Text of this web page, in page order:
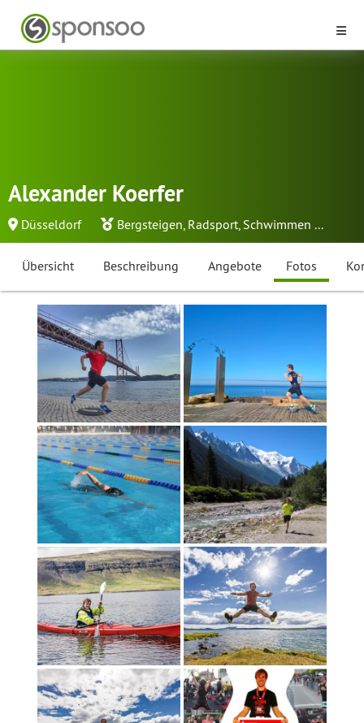
Alexander Koerfer
Düsseldorf Bergsteigen, Radsport, Schwimmen ...
Übersicht Beschreibung Angebote Fotos